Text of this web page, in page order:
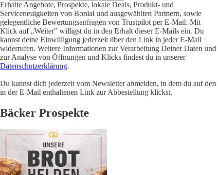
Erhalte Angebote, Prospekte, lokale Deals, Produkt- und
Serviceneuigkeiten von Bonial und ausgewählten Partnern, sowie
gelegentliche Bewertungsanfragen von Trustpilot per E-Mail. Mit
Klick auf „Weiter" willigst du in den Erhalt dieser E-Mails ein. Du
kannst deine Einwilligung jederzeit über den Link in jeder E-Mail
widerrufen. Weitere Informationen zur Verarbeitung Deiner Daten und
zur Analyse von Öffnungen und Klicks findest du in unserer
Datenschutzerklärung.
Du kannst dich jederzeit vom Newsletter abmelden, in dem du auf den
in der E-Mail enthaltenen Link zur Abbestellung klickst.
Bäcker Prospekte